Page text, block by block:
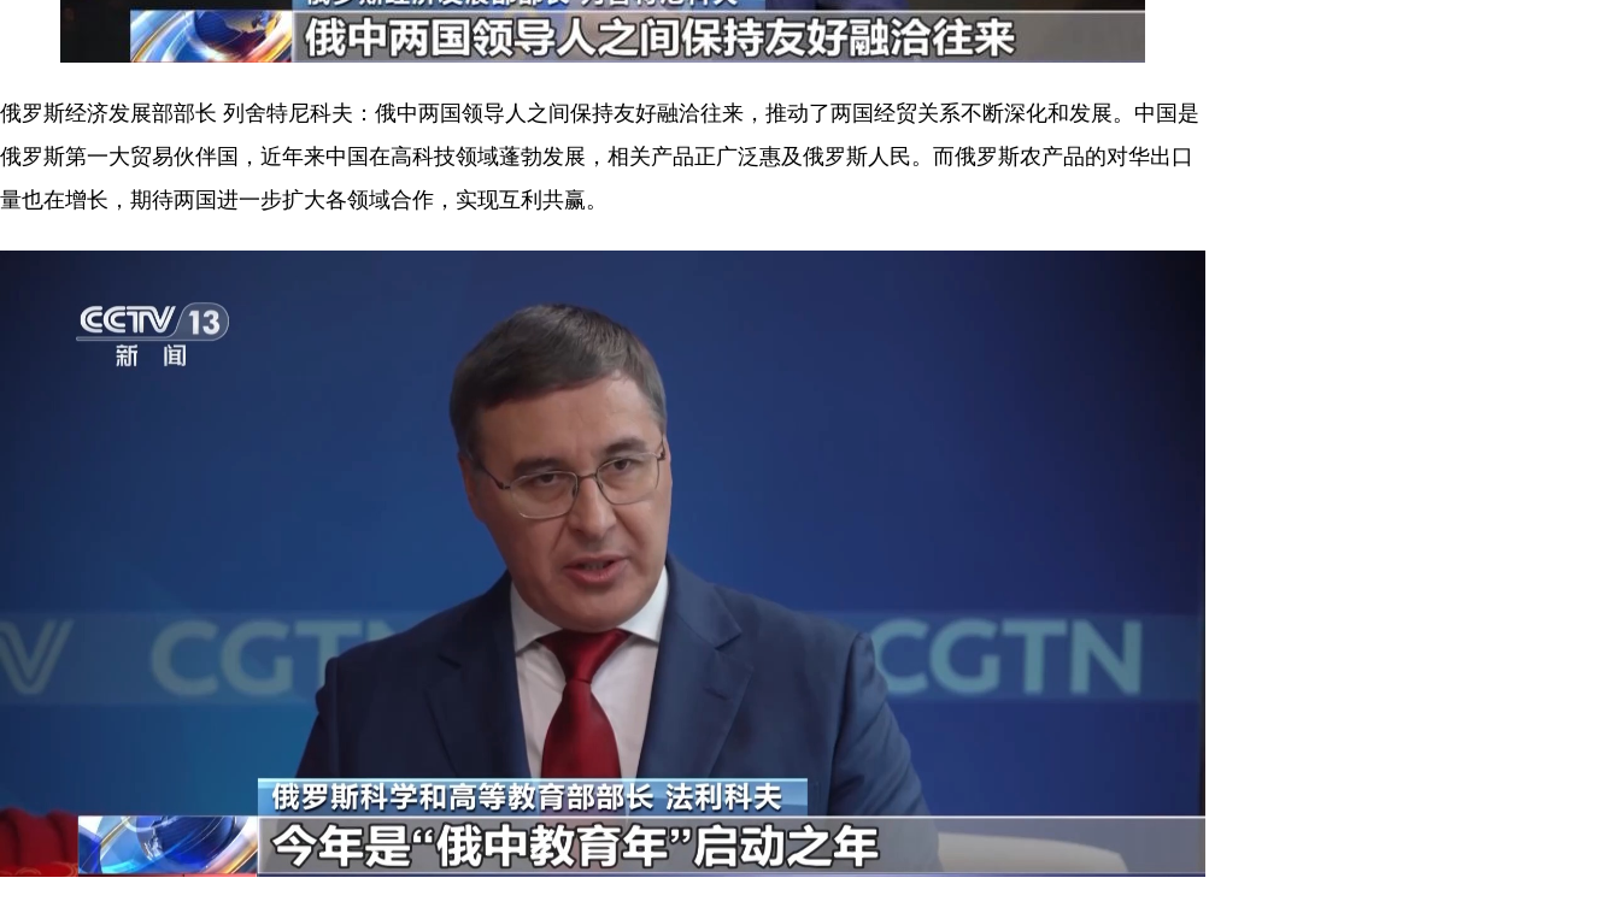
俄罗斯经济发展部部长 列舍特尼科夫：俄中两国领导人之间保持友好融洽往来，推动了两国经贸关系不断深化和发展。中国是
俄罗斯第一大贸易伙伴国，近年来中国在高科技领域蓬勃发展，相关产品正广泛惠及俄罗斯人民。而俄罗斯农产品的对华出口
量也在增长，期待两国进一步扩大各领域合作，实现互利共赢。